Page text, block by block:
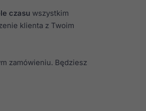
czasu wszystkim
klienta z Twoim
zamówieniu. Będziesz